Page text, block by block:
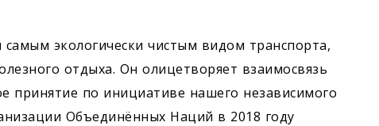
экологически чистым видом транспорта,
отдыха. Он олицетворяет взаимосвязь
принятие по инициативе нашего независимого
Объединённых Наций в 2018 году